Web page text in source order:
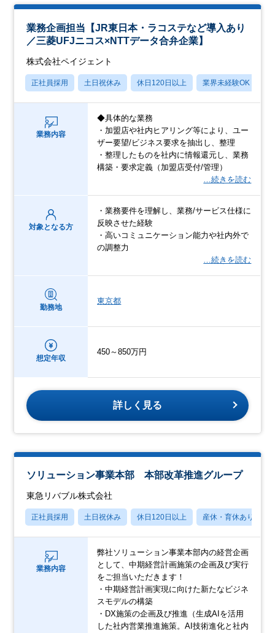
業務企画担当【JR東日本・ラコステなど導入あり
／三菱UFJニコス×NTTデータ合弁企業】
株式会社ペイジェント
正社員採用 土日祝休み 休日120日以上 業界未経験OK
業務内容
◆具体的な業務
・加盟店や社内ヒアリング等により、ユー
ザー要望/ビジネス要求を抽出し、整理
・整理したものを社内に情報還元し、業務
構築・要求定義（加盟店受付/管理）
…続きを読む
対象となる方
・業務要件を理解し、業務/サービス仕様に
反映させた経験
・高いコミュニケーション能力や社内外で
の調整力
…続きを読む
勤務地
東京都
想定年収
450～850万円
詳しく見る
ソリューション事業本部 本部改革推進グループ
東急リバブル株式会社
正社員採用 土日祝休み 休日120日以上 産休・育休あり
業務内容
弊社ソリューション事業本部内の経営企画
として、中期経営計画施策の企画及び実行
をご担当いただきます！
・中期経営計画実現に向けた新たなビジネ
スモデルの構築
・DX施策の企画及び推進（生成AIを活用
した社内営業推進施策。AI技術進化と社内